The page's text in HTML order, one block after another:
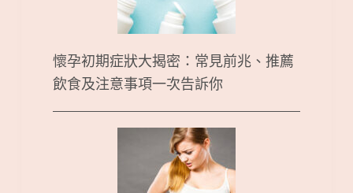
懷孕初期症狀大揭密：常見前兆、推薦
飲食及注意事項一次告訴你